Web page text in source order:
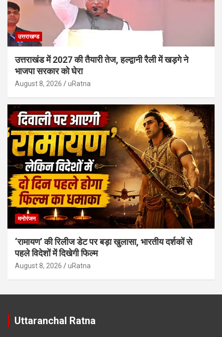
उत्तराखण्ड
उत्तराखंड में 2027 की तैयारी तेज, हल्द्वानी रैली में खड़गे ने
भाजपा सरकार को घेरा
August 8, 2026 uRatna
मनोरंजन
‘रामायण’ की रिलीज डेट पर बड़ा खुलासा, भारतीय दर्शकों से
पहले विदेशों में दिखेगी फिल्म
August 8, 2026 uRatna
Uttaranchal Ratna